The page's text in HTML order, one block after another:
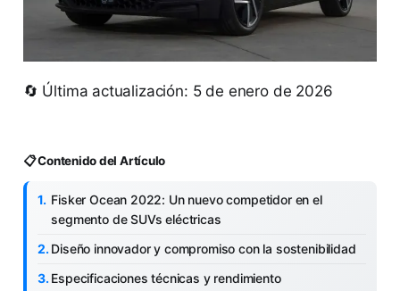
🔄 Última actualización: 5 de enero de 2026
📋 Contenido del Artículo
Fisker Ocean 2022: Un nuevo competidor en el
segmento de SUVs eléctricas
Diseño innovador y compromiso con la sostenibilidad
Especificaciones técnicas y rendimiento